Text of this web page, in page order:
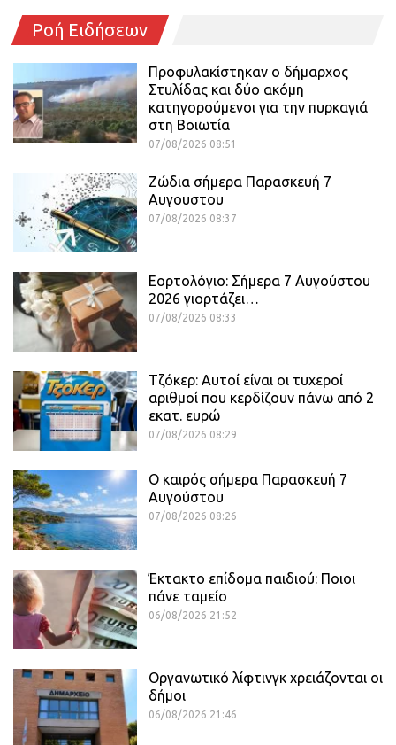
Ροή Ειδήσεων
Προφυλακίστηκαν ο δήμαρχος
Στυλίδας και δύο ακόμη
κατηγορούμενοι για την πυρκαγιά
στη Βοιωτία
07/08/2026 08:51
Ζώδια σήμερα Παρασκευή 7
Αυγουστου
07/08/2026 08:37
Εορτολόγιο: Σήμερα 7 Αυγούστου
2026 γιορτάζει…
07/08/2026 08:33
Τζόκερ: Αυτοί είναι οι τυχεροί
αριθμοί που κερδίζουν πάνω από 2
εκατ. ευρώ
07/08/2026 08:29
Ο καιρός σήμερα Παρασκευή 7
Αυγούστου
07/08/2026 08:26
Έκτακτο επίδομα παιδιού: Ποιοι
πάνε ταμείο
06/08/2026 21:52
Οργανωτικό λίφτινγκ χρειάζονται οι
δήμοι
06/08/2026 21:46